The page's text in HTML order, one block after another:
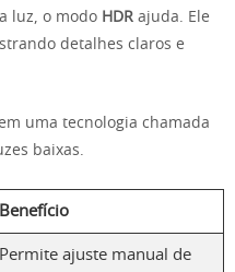
luz, o modo HDR ajuda. Ele
detalhes claros e
uma tecnologia chamada
baixas.
Benefício
Permite ajuste manual de